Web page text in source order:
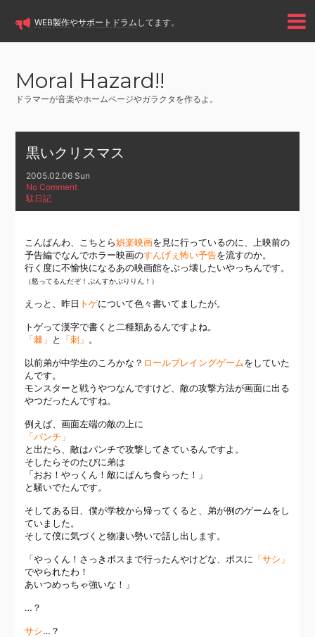
WEB製作やサポートドラム してます。
Moral Hazard!!
ドラマーが音楽やホームページやガラクタを作るよ。
黒いクリスマス
2005.02.06 Sun
No Comment
駄日記
こんばんわ、こちとら娯楽映画を見に行っているのに、上映前の
予告編でなんでホラー映画のすんげぇ怖い予告を流すのか。
行く度に不愉快になるあの映画館をぶっ壊したいやっちんです。
（怒ってるんだぞ！ぷんすかぷりりん！）
えっと、昨日 トゲについて色々書いてましたが。
トゲって漢字で書くと二種類あるんですよね。
「棘」 と 「刺」 。
以前弟が中学生のころかな？ ロールプレイングゲームをしていた
んです。
モンスターと戦うやつなんですけど、敵の攻撃方法が画面に出る
やつだったんですね。
例えば、画面左端の敵の上に
「パンチ」
と出たら、敵はパンチで攻撃してきているんですよ。
そしたらそのたびに弟は
「おお！やっくん！敵にぱんち食らった！」
と騒いでたんです。
そしてある日、僕が学校から帰ってくると、弟が例のゲームをし
ていました。
そして僕に気づくと物凄い勢いで話し出します。
「やっくん！さっきボスまで行ったんやけどな、ボスに 「サシ」
でやられたわ！
あいつめっちゃ強いな！」
…？
サシ…？